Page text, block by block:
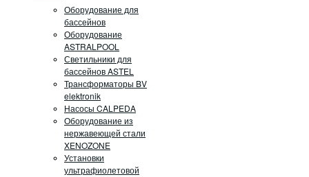
Оборудование для
бассейнов
Оборудование
ASTRALPOOL
Светильники для
бассейнов ASTEL
Трансформаторы BV
elektronik
Насосы CALPEDA
Оборудование из
нержавеющей стали
XENOZONE
Установки
ультрафиолетовой